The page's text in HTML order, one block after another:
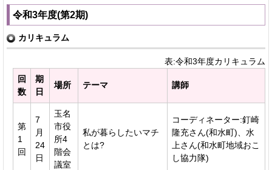
令和3年度(第2期)
カリキュラム
表:令和3年度カリキュラム
回
数
期
日
場所 テーマ 講師
第
1
回
7
月
24
日
玉名
市役
所4
階会
議室
私が暮らしたいマチ
とは?
コーディネーター:釘崎
隆充さん(和水町)、水
上さん(和水町地域おこ
し協力隊)